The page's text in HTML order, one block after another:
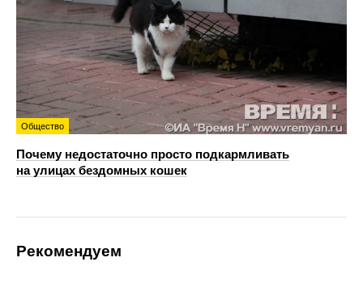
Общество
Почему недостаточно просто подкармливать
на улицах бездомных кошек
Рекомендуем